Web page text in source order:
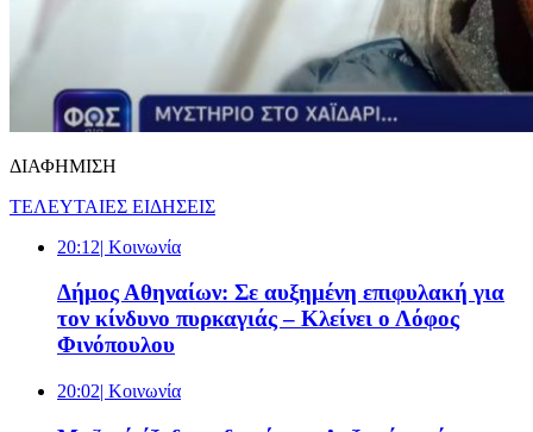
ΔΙΑΦΗΜΙΣΗ
ΤΕΛΕΥΤΑΙΕΣ ΕΙΔΗΣΕΙΣ
20:12| Κοινωνία
Δήμος Αθηναίων: Σε αυξημένη επιφυλακή για
τον κίνδυνο πυρκαγιάς – Κλείνει ο Λόφος
Φινόπουλου
20:02| Κοινωνία